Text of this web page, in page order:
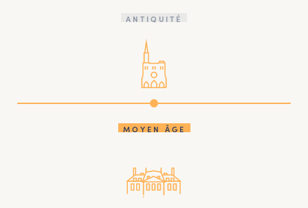
ANTIQUITÉ
MOYEN ÂGE